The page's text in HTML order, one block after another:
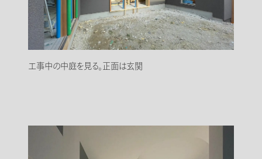
工事中の中庭を見る。正面は玄関